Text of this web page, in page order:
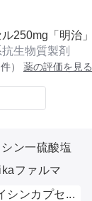
250mg「明治」
生物質製剤
） 薬の評価を見る
ン一硫酸塩
ファルマ
シンカプセ...